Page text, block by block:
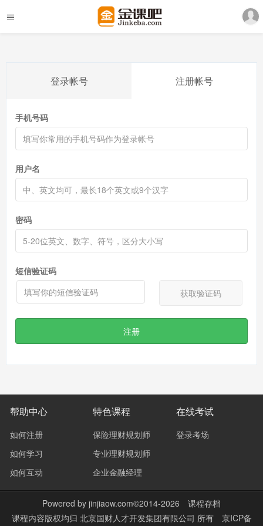
登录帐号 注册帐号
手机号码
用户名
密码
短信验证码
获取验证码
注册
帮助中心
如何注册
如何学习
如何互动
特色课程
保险理财规划师
专业理财规划师
企业金融经理
在线考试
登录考场
Powered by jinjiaow.com©2014-2026
课程存档
课程内容版权均归 北京国财人才开发集团有限公司 所有
京ICP备